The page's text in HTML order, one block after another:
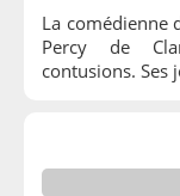
La comédienne
Percy de
contusions. Ses